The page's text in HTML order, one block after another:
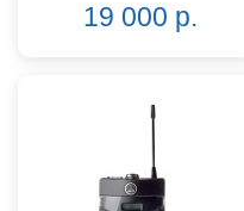
19 000 р.